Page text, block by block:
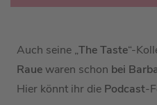
Auch seine „The Taste“-
Rauewaren schon bei
Hier könnt ihr die Podcast-